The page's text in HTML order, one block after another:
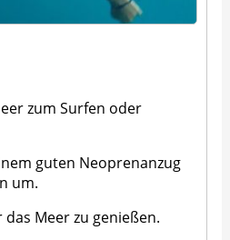
zum Surfen oder
guten Neoprenanzug
um.
Meer zu genießen.